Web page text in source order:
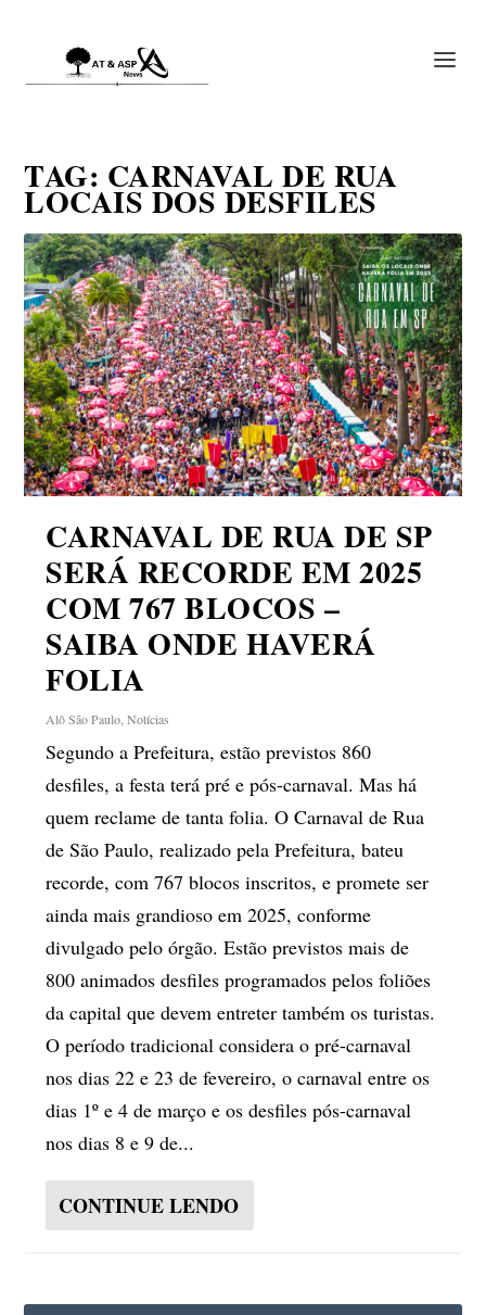
TAG: CARNAVAL DE RUA
LOCAIS DOS DESFILES
CARNAVAL DE RUA DE SP
SERÁ RECORDE EM 2025
COM 767 BLOCOS –
SAIBA ONDE HAVERÁ
FOLIA
Alô São Paulo ,Notícias
Segundo a Prefeitura, estão previstos 860
desfiles, a festa terá pré e pós-carnaval. Mas há
quem reclame de tanta folia. O Carnaval de Rua
de São Paulo, realizado pela Prefeitura, bateu
recorde, com 767 blocos inscritos, e promete ser
ainda mais grandioso em 2025, conforme
divulgado pelo órgão. Estão previstos mais de
800 animados desfiles programados pelos foliões
da capital que devem entreter também os turistas.
O período tradicional considera o pré-carnaval
nos dias 22 e 23 de fevereiro, o carnaval entre os
dias 1º e 4 de março e os desfiles pós-carnaval
nos dias 8 e 9 de...
CONTINUE LENDO